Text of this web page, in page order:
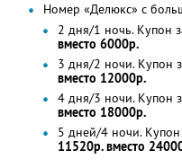
Номер «Делюкс» с
2 дня/1 ночь. Купон
вместо 6000р.
3 дня/2 ночи. Купон
вместо 12000р.
4 дня/3 ночи. Купон
вместо 18000р.
5 дней/4 ночи. Купон
11520р. вместо